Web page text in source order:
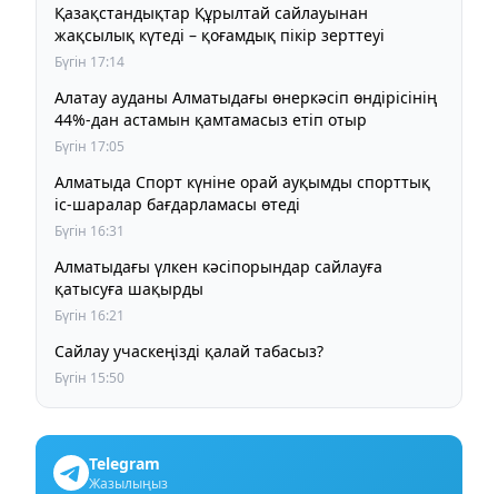
Қазақстандықтар Құрылтай сайлауынан
жақсылық күтеді – қоғамдық пікір зерттеуі
Бүгін 17:14
Алатау ауданы Алматыдағы өнеркәсіп өндірісінің
44%-дан астамын қамтамасыз етіп отыр
Бүгін 17:05
Алматыда Спорт күніне орай ауқымды спорттық
іс-шаралар бағдарламасы өтеді
Бүгін 16:31
Алматыдағы үлкен кәсіпорындар сайлауға
қатысуға шақырды
Бүгін 16:21
Сайлау учаскеңізді қалай табасыз?
Бүгін 15:50
Telegram
Жазылыңыз